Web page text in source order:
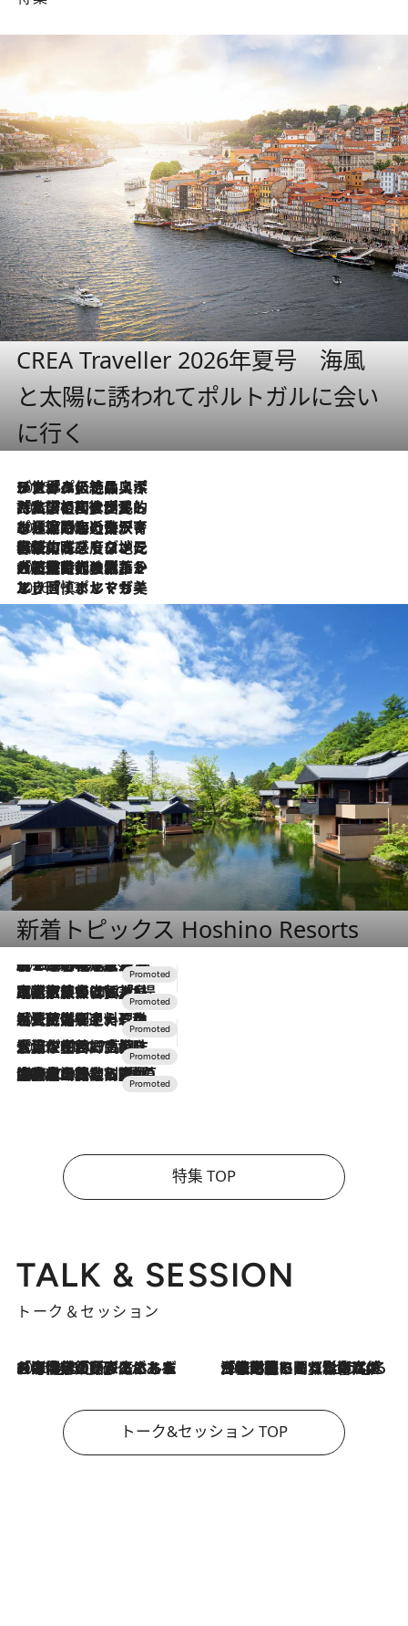
CREA Traveller 2026年夏号 海風
と太陽に誘われてポルトガルに会い
に行く
2026.8.8
リスボンの絶品スイーツ「パステル・デ・ナタ」とは？ポルトガル伝統の奥深い世界へ
2026.7.27
「私の祖国はポルトガル語です」国民的詩人フェルナンド・ペソアと、彼が愛した文学の街を歩く
2026.7.26
ポルトガル近海が育む極上の海の幸。キリリと冷えた白ワインと愉しむ、シーフード専門店の贅沢
2026.7.22
伝統の味をモダンに昇華。高感度な地元客が集う、リスボンの最旬ガストロノミー
2026.7.21
大航海時代の栄華から、震災、独裁、そして革命へ。ポルトガル・首都リスボンの石畳に刻まれた「歴史の光と影」
2026.7.13
エッセイ・ヤマザキマリ「慎ましくも美しき国 ポルトガル」
新着トピックス Hoshino Resorts
2026.8.7
【トンボの足水浴】ヒノキの香りに包まれて涼感マックス！約13℃の湧水かけ流しを避暑地「星野温泉 トンボの湯」で体験
2026.7.31
【ホテル帰省】という選択肢をOMOが提案。家族とほどよい距離を保つには「昼は実家、夜は気兼ねなくホテルで！」
2026.7.24
【夏限定ディナーコース】旬を迎える稚鮎や花ズッキーニなどをイタリア・トスカーナの郷土料理の手法で満喫！
2026.7.17
「土佐和ハーブかき氷」がOMO7高知に登場！生姜、山椒、大葉など目にも舌にも涼を呼ぶ郷土の味
2026.7.10
NEW OPEN！【界 草津】名湯の地に誕生。趣の異なる2種の温泉と上州ならではの会席・蕎麦割烹など美食を味わう究極の癒やし旅
特集 TOP
TALK & SESSION
トーク＆セッション
2026.8.3
「今後値上げがあるとすれば…」「リスクがあるのは今年の冬」エネルギー専門家が語る、ホルムズ海峡封鎖が家庭にもたらす“ある心配” 2026.8.3
「住宅建てられない…」「サーチャージ料の高値が続いている」ホルムズ海峡封鎖による影響はいつまで続く？《エネルギー専門家に聞く“どうなる日本の暮らし”》
トーク&セッション TOP